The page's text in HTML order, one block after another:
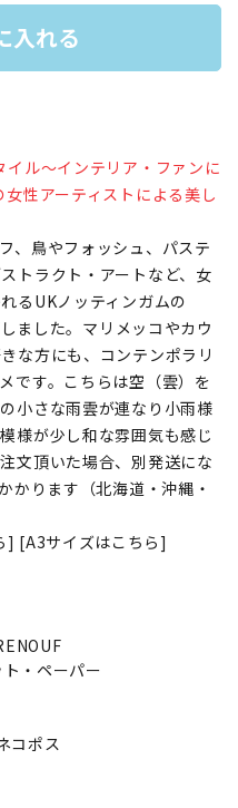
入れる
イル～インテリア・ファンに
性アーティストによる美し
、鳥やフォッシュ、パステ
トラクト・アートなど、女
るUKノッティンガムの
ました。マリメッコやカウ
な方にも、コンテンポラリ
です。こちらは空（雲）を
小さな雨雲が連なり小雨様
様が少し和な雰囲気も感じ
文頂いた場合、別発送にな
かります（北海道・沖縄・
] [A3サイズはこちら]
・ペーパー
コポス